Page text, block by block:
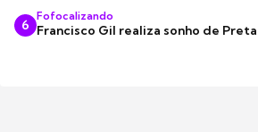
6
Fofocalizando
Francisco Gil realiza sonho de